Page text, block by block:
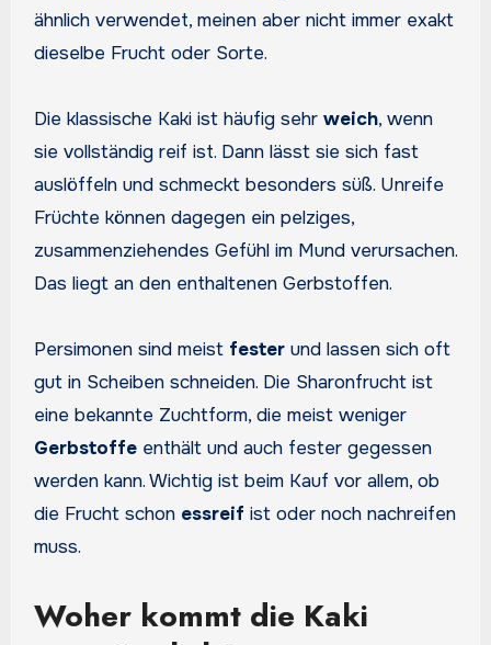
ähnlich verwendet, meinen aber nicht immer exakt
dieselbe Frucht oder Sorte.
Die klassische Kaki ist häufig sehr weich, wenn
sie vollständig reif ist. Dann lässt sie sich fast
auslöffeln und schmeckt besonders süß. Unreife
Früchte können dagegen ein pelziges,
zusammenziehendes Gefühl im Mund verursachen.
Das liegt an den enthaltenen Gerbstoffen.
Persimonen sind meist festerund lassen sich oft
gut in Scheiben schneiden. Die Sharonfrucht ist
eine bekannte Zuchtform, die meist weniger
Gerbstoffeenthält und auch fester gegessen
werden kann. Wichtig ist beim Kauf vor allem, ob
die Frucht schon essreif ist oder noch nachreifen
muss.
Woher kommt die Kaki